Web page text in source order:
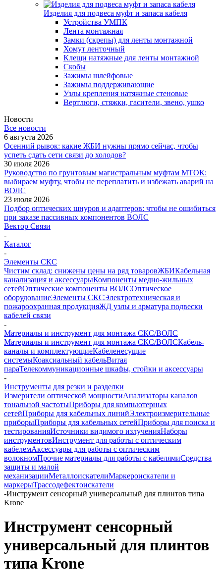
Изделия для подвеса муфт и запаса кабеля
Устройства УМПК
Лента монтажная
Замки (скрепы) для ленты монтажной
Хомут ленточный
Клещи натяжные для ленты монтажной
Скобы
Зажимы шлейфовые
Зажимы поддерживающие
Узлы крепления натяжные стеновые
Вертлюги, стяжки, гасители, звено, ушко
Новости
Все новости
6 августа 2026
Осенний рывок: какие ЖБИ нужны прямо сейчас, чтобы
успеть сдать сети связи до холодов?
30 июля 2026
Руководство по грунтовым магистральным муфтам МТОК:
выбираем муфту, чтобы не переплатить и избежать аварий на
ВОЛС
23 июля 2026
Подбор оптических шнуров и адаптеров: чтобы не ошибиться
при заказе пассивных компонентов ВОЛС
Вектор Связи
-
Каталог
-
Элементы СКС
Чистим склад: снижены цены на ряд товаровЖБИКабельная
канализация и аксессуарыКомпоненты медно-жильных
сетейОптические компоненты ВОЛСОптическое
оборудованиеЭлементы СКСЭлектротехническая и
пожароохранная продукцияЖД узлы и арматура подвески
кабелей связи
-
Материалы и инструмент для монтажа СКС/ВОЛС
Материалы и инструмент для монтажа СКС/ВОЛСКабель-
каналы и комплектующиеКабеленесущие
системыКоаксиальный кабельВитая
параТелекоммуникационные шкафы, стойки и аксессуары
-
Инструменты для резки и разделки
Измерители оптической мощностиАнализаторы каналов
тональной частотыПриборы для компьютерных
сетейПриборы для кабельных линийЭлектроизмерительные
приборыПриборы для кабельных сетейПриборы для поиска и
тестированияИсточники видимого излученияНаборы
инструментовИнструмент для работы с оптическим
кабелемАксессуары для работы с оптическим
волокномПрочие материалы для работы с кабелямиСредства
защиты и малой
механизацииМеталлоискателиМаркероискатели и
маркерыТрассодефектоискатели
-Инструмент сенсорный универсальный для плинтов типа
Krone
Инструмент сенсорный
универсальный для плинтов
типа Krone